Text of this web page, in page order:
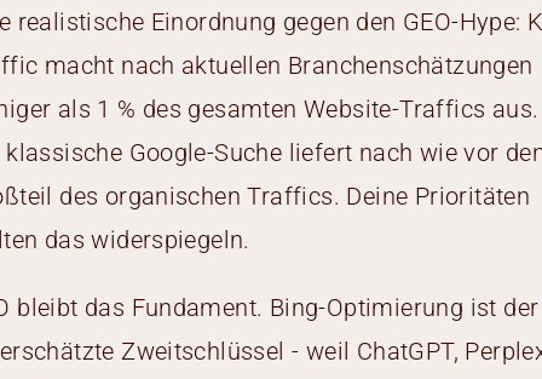
realistische Einordnung gegen den GEO-Hype:
macht nach aktuellen Branchenschätzungen
als 1 % des gesamten Website-Traffics aus.
klassische Google-Suche liefert nach wie vor
des organischen Traffics. Deine Prioritäten
das widerspiegeln.
bleibt das Fundament. Bing-Optimierung ist der
Zweitschlüssel - weil ChatGPT,